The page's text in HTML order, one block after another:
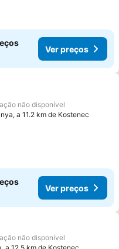
Ver preços
aos favoritos
não disponível
a 11.2 km de Kostenec
Ver preços
aos favoritos
não disponível